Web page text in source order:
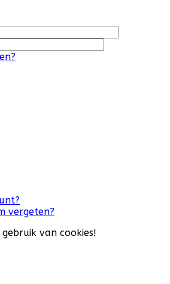
vergeten?
van cookies!